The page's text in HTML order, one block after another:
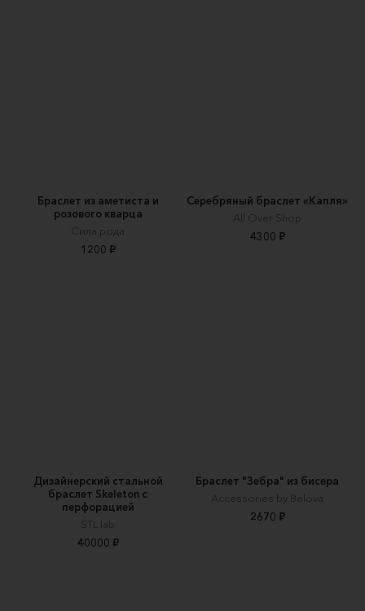
Браслет из аметиста и
розового кварца
Сила рода
1200 ₽
Серебряный браслет «Капля»
All Over Shop
4300 ₽
Дизайнерский стальной
браслет Skeleton с
перфорацией
STL lab
40000 ₽
Браслет "Зебра" из бисера
Accessories by Belova
2670 ₽